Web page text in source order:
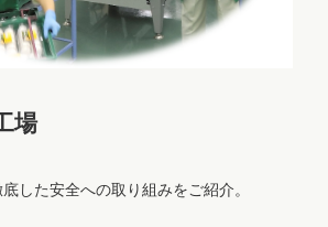
場
した安全への取り組みをご紹介。